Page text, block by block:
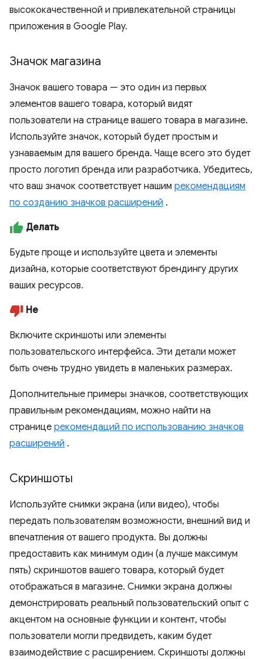
высококачественной и привлекательной страницы
приложения в Google Play.
Значок магазина
Значок вашего товара — это один из первых
элементов вашего товара, который видят
пользователи на странице вашего товара в магазине.
Используйте значок, который будет простым и
узнаваемым для вашего бренда. Чаще всего это будет
просто логотип бренда или разработчика. Убедитесь,
что ваш значок соответствует нашим рекомендациям
по созданию значков расширений .
Делать
Будьте проще и используйте цвета и элементы
дизайна, которые соответствуют брендингу других
ваших ресурсов.
Не
Включите скриншоты или элементы
пользовательского интерфейса. Эти детали может
быть очень трудно увидеть в маленьких размерах.
Дополнительные примеры значков, соответствующих
правильным рекомендациям, можно найти на
странице рекомендаций по использованию значков
расширений .
Скриншоты
Используйте снимки экрана (или видео), чтобы
передать пользователям возможности, внешний вид и
впечатления от вашего продукта. Вы должны
предоставить как минимум один (а лучше максимум
пять) скриншотов вашего товара, который будет
отображаться в магазине. Снимки экрана должны
демонстрировать реальный пользовательский опыт с
акцентом на основные функции и контент, чтобы
пользователи могли предвидеть, каким будет
взаимодействие с расширением. Скриншоты должны